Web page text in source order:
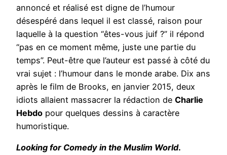
annoncé et réalisé est digne de l’humour
désespéré dans lequel il est classé, raison pour
laquelle à la question “êtes-vous juif ?” il répond
“pas en ce moment même, juste une partie du
temps”. Peut-être que l’auteur est passé à côté du
vrai sujet : l’humour dans le monde arabe. Dix ans
après le film de Brooks, en janvier 2015, deux
idiots allaient massacrer la rédaction de Charlie
Hebdo pour quelques dessins à caractère
humoristique.
Looking for Comedy in the Muslim World.